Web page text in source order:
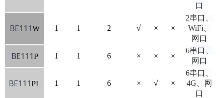
口
BE111W 1 1 2 √ × ×
2串口、
WiFi、
网口
BE111P 1 1 6 × × ×
6串口、
网口
BE111PL 1 1 6 × √ ×
6串口、
4G、网
口